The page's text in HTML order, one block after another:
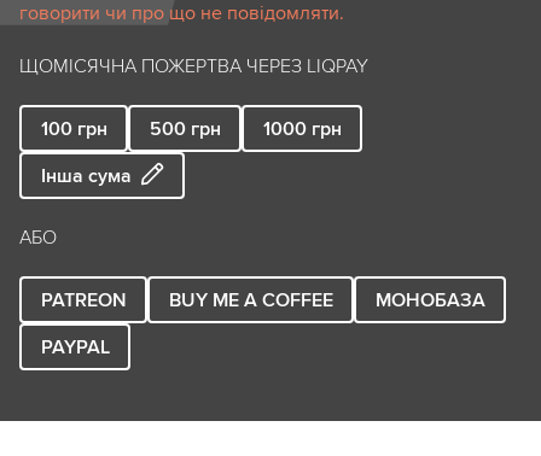
говорити чи про що не повідомляти.
ЩОМІСЯЧНА ПОЖЕРТВА ЧЕРЕЗ LIQPAY
100 грн 500 грн 1000 грн
Інша сума
АБО
PATREON BUY ME A COFFEE
МОНОБАЗА
PAYPAL